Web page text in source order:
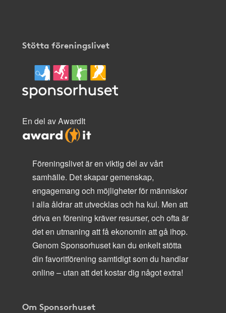
Stötta föreningslivet
En del av AwardIt
Föreningslivet är en viktig del av vårt
samhälle. Det skapar gemenskap,
engagemang och möjligheter för människor
i alla åldrar att utvecklas och ha kul. Men att
driva en förening kräver resurser, och ofta är
det en utmaning att få ekonomin att gå ihop.
Genom Sponsorhuset kan du enkelt stötta
din favoritförening samtidigt som du handlar
online – utan att det kostar dig något extra!
Om Sponsorhuset